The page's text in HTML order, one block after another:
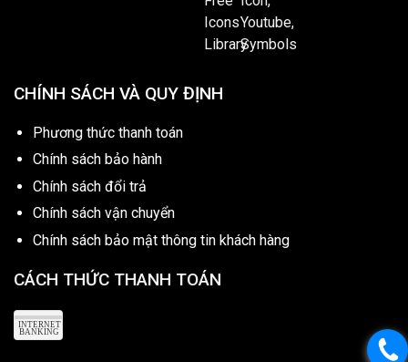
CHÍNH SÁCH VÀ QUY ĐỊNH
Phương thức thanh toán
Chính sách bảo hành
Chính sách đổi trả
Chính sách vận chuyển
Chính sách bảo mật thông tin khách hàng
CÁCH THỨC THANH TOÁN